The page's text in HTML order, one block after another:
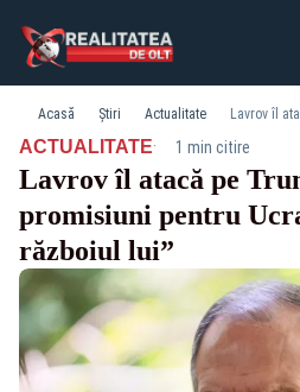
Acasă Știri Actualitate
ACTUALITATE· 1 min citire
Lavrov îl atacă pe
promisiuni pentru
războiul lui”